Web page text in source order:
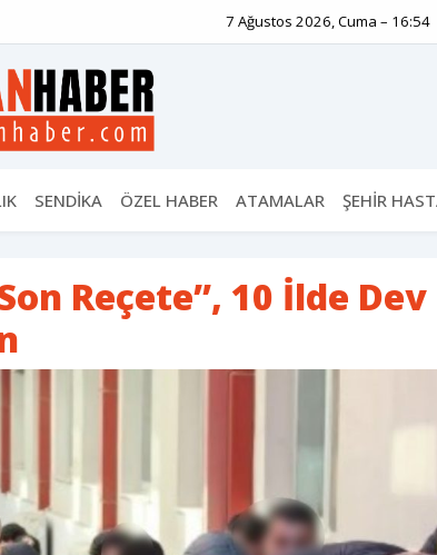
7 Ağustos 2026, Cuma – 16:54
SENDİKA ÖZEL HABER ATAMALAR ŞEHİR
Reçete”, 10 İlde Dev